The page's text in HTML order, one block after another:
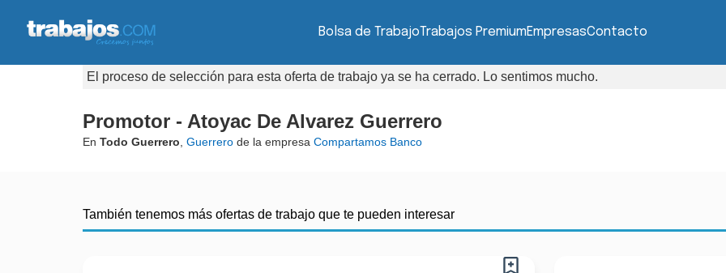
Bolsa de TrabajoTrabajos PremiumEmpresasContacto
El proceso de selección para esta oferta de trabajo ya se ha cerrado. Lo sentimos mucho.
Promotor - Atoyac De Alvarez Guerrero
En Todo Guerrero Guerrero de la empresa Compartamos Banco
También tenemos más ofertas de trabajo que te pueden interesar